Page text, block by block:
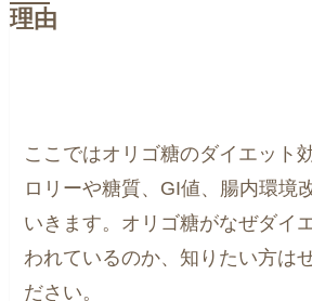
理由
ここではオリゴ糖のダイエット
ロリーや糖質、GI値、腸内環境
いきます。オリゴ糖がなぜダイ
われているのか、知りたい方は
ださい。